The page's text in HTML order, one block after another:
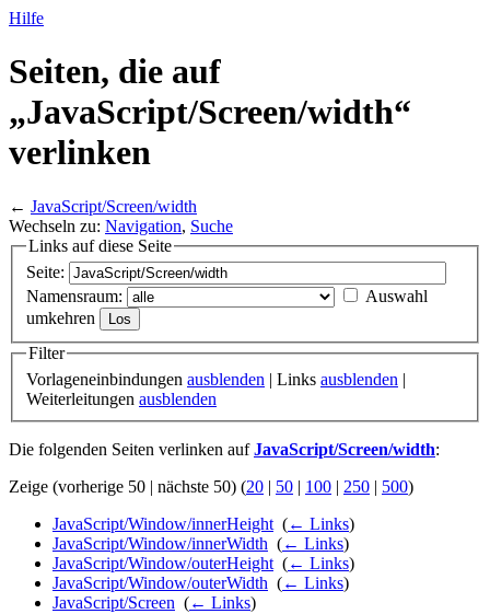
Hilfe
Seiten, die auf
„JavaScript/Screen/width“
verlinken
← JavaScript/Screen/width
Wechseln zu: Navigation, Suche
Links auf diese Seite
Seite:
Namensraum:
Auswahl
umkehren
Filter
Vorlageneinbindungen ausblenden | Links ausblenden |
Weiterleitungen ausblenden
Die folgenden Seiten verlinken aufJavaScript/Screen/width:
Zeige (vorherige 50 | nächste 50) (20 | 50 | 100 | 250 | 500)
JavaScript/Window/innerHeight (← Links)
JavaScript/Window/innerWidth (← Links)
JavaScript/Window/outerHeight (← Links)
JavaScript/Window/outerWidth (← Links)
JavaScript/Screen (← Links)